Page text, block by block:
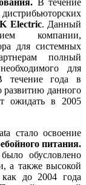
Electric. Данный
компании,
для системных
полный
для
течение года в
развитию данного
ожидать в 2005
стало освоение
питания.
обусловлено
а также высокой
до 2004 года